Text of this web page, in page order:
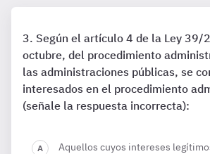
Según el artículo 4 de la Ley 39/
octubre, del procedimiento
las administraciones públicas, se
interesados en el procedimiento
(señale la respuesta incorrecta):
Aquellos cuyos intereses